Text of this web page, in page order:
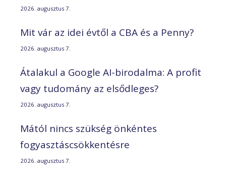
2026. augusztus 7.
Mit vár az idei évtől a CBA és a Penny?
2026. augusztus 7.
Átalakul a Google AI-birodalma: A profit
vagy tudomány az elsődleges?
2026. augusztus 7.
Mától nincs szükség önkéntes
fogyasztáscsökkentésre
2026. augusztus 7.